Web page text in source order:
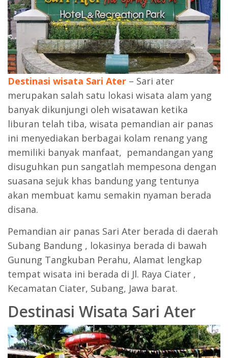
Destinasi wisata Sari Ater – Sari ater
merupakan salah satu lokasi wisata alam yang
banyak dikunjungi oleh wisatawan ketika
liburan telah tiba, wisata pemandian air panas
ini menyediakan berbagai kolam renang yang
memiliki banyak manfaat, pemandangan yang
disuguhkan pun sangatlah mempesona dengan
suasana sejuk khas bandung yang tentunya
akan membuat kamu semakin nyaman berada
disana.
Pemandian air panas Sari Ater berada di daerah
Subang Bandung , lokasinya berada di bawah
Gunung Tangkuban Perahu, Alamat lengkap
tempat wisata ini berada di Jl. Raya Ciater ,
Kecamatan Ciater, Subang, Jawa barat.
Destinasi Wisata Sari Ater